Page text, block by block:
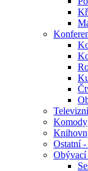
Komody
Ostatní
Obývací